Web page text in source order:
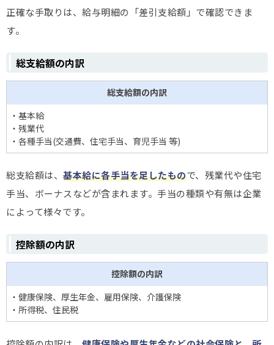
正確な手取りは、給与明細の「差引支給額」で確認できま
す。
総支給額の内訳
総支給額の内訳
・基本給
・残業代
・各種手当(交通費、住宅手当、育児手当 等)
総支給額は、 基本給に各手当を足したもので、残業代や住宅
手当、ボーナスなどが含まれます。手当の種類や有無は企業
によって様々です。
控除額の内訳
控除額の内訳
・健康保険、厚生年金、雇用保険、介護保険
・所得税、住民税